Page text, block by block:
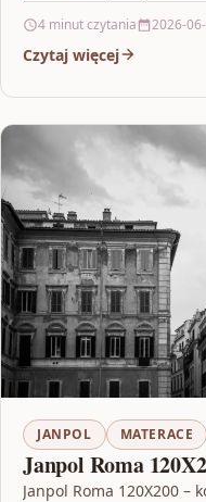
4 minut czytania 2026-
Czytaj więcej
JANPOL MATERACE
Janpol Roma
Janpol Roma 120X200